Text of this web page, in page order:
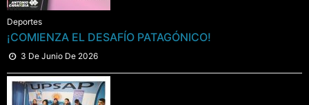
Deportes
¡COMIENZA EL DESAFÍO PATAGÓNICO!
3 De Junio De 2026